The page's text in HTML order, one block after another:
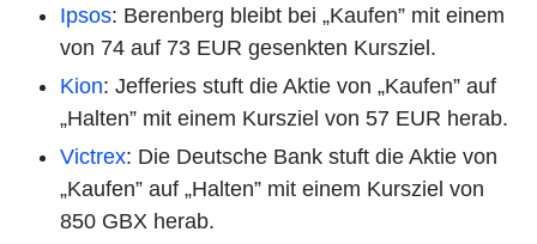
Ipsos: Berenberg bleibt bei „Kaufen” mit einem
von 74 auf 73 EUR gesenkten Kursziel.
Kion: Jefferies stuft die Aktie von „Kaufen” auf
„Halten” mit einem Kursziel von 57 EUR herab.
Victrex: Die Deutsche Bank stuft die Aktie von
„Kaufen” auf „Halten” mit einem Kursziel von
850 GBX herab.